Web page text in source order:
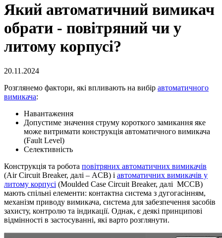
Який автоматичний вимикач
обрати - повітряний чи у
литому корпусі?
20.11.2024
Розглянемо фактори, які впливають на вибір автоматичного
вимикача:
Навантаження
Допустиме значення струму короткого замикання яке
може витримати конструкція автоматичного вимикача
(Fault Level)
Селективність
Конструкція та робота повітряних автоматичних вимикачів
(Air Circuit Breaker, далі – ACB) і автоматичних вимикачів у
литому корпусі (Moulded Case Circuit Breaker, далі MCCB)
мають спільні елементи: контактна система з дугогасінням,
механізм приводу вимикача, система для забезпечення засобів
захисту, контролю та індикації. Однак, є деякі принципові
відмінності в застосуванні, які варто розглянути.